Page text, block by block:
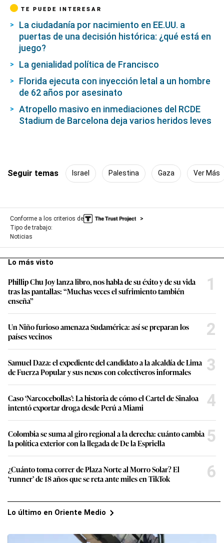
TE PUEDE INTERESAR
La ciudadanía por nacimiento en EE.UU. a
puertas de una decisión histórica: ¿qué está en
juego?
La genialidad política de Francisco
Florida ejecuta con inyección letal a un hombre
de 62 años por asesinato
Atropello masivo en inmediaciones del RCDE
Stadium de Barcelona deja varios heridos leves
Seguir temas Israel Palestina Gaza Ver Más
Conforme a los criterios de
Tipo de trabajo:
Noticias
Lo más visto
Phillip Chu Joy lanza libro, nos habla de su éxito y de su vida
tras las pantallas: “Muchas veces el sufrimiento también
enseña”
1
Un Niño furioso amenaza Sudamérica: así se preparan los
países vecinos
2
Samuel Daza: el expediente del candidato a la alcaldía de Lima
de Fuerza Popular y sus nexos con colectiveros informales
3
Caso ‘Narcocebollas’: La historia de cómo el Cartel de Sinaloa
intentó exportar droga desde Perú a Miami
4
Colombia se suma al giro regional a la derecha: cuánto cambia
la política exterior con la llegada de De la Espriella
5
¿Cuánto toma correr de Plaza Norte al Morro Solar? El
‘runner’ de 18 años que se reta ante miles en TikTok
6
Lo último en Oriente Medio